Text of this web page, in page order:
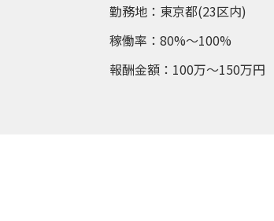
勤務地：東京都(23区内)
稼働率：80%～100%
報酬金額：100万～150万円